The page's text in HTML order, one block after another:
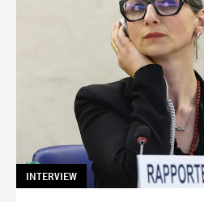
TAG:
INTERVIEW